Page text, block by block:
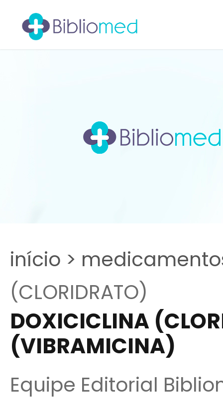
início >
(CLORIDRATO)
DOXICICLINA
(VIBRAMICINA)
Equipe Editorial